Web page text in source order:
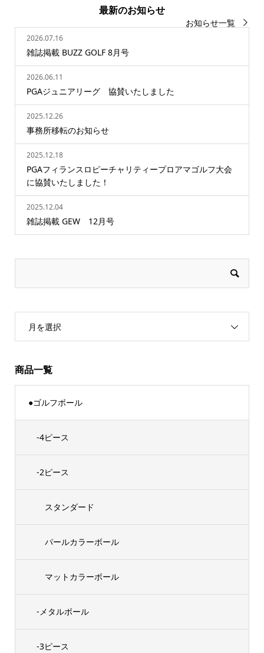
最新のお知らせ
お知らせ一覧
2026.07.16
雑誌掲載 BUZZ GOLF 8月号
2026.06.11
PGAジュニアリーグ 協賛いたしました
2025.12.26
事務所移転のお知らせ
2025.12.18
PGAフィランスロピーチャリティープロアマゴルフ大会
に協賛いたしました！
2025.12.04
雑誌掲載 GEW 12月号
月を選択
商品一覧
●ゴルフボール
-4ピース
-2ピース
スタンダード
パールカラーボール
マットカラーボール
-メタルボール
-3ピース